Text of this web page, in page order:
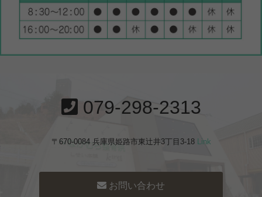
079-298-2313
〒670-0084 兵庫県姫路市東辻井3丁目3-18 Link
お問い合わせ